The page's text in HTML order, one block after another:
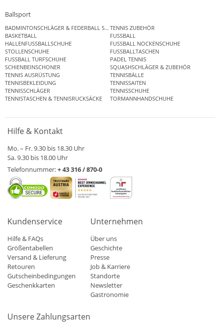
Ballsport
BADMINTONSCHLÄGER & FEDERBALL SETSTENNIS ZUBEHÖR
BASKETBALL
FUSSBALL
HALLENFUSSBALLSCHUHE
FUSSBALL NOCKENSCHUHE
STOLLENSCHUHE
FUSSBALLTASCHEN
FUSSBALL TURFSCHUHE
PADEL TENNIS
SCHIENBEINSCHONER
SQUASHSCHLÄGER & ZUBEHÖR
TENNIS AUSRÜSTUNG
TENNISBÄLLE
TENNISBEKLEIDUNG
TENNISSAITEN
TENNISSCHLÄGER
TENNISSCHUHE
TENNISTASCHEN & TENNISRUCKSÄCKE
TORMANNHANDSCHUHE
Hilfe & Kontakt
Mo. – Fr. 9.30 bis 18.30 Uhr
Sa. 9.30 bis 18.00 Uhr
Telefonnummer:+ 43 316 / 870-0
Kundenservice
Hilfe & FAQs
Größentabellen
Versand & Lieferung
Retouren
Gutscheinbedingungen
Geschenkkarten
Unternehmen
Über uns
Geschichte
Presse
Job & Karriere
Standorte
Newsletter
Gastronomie
Unsere Zahlungsarten